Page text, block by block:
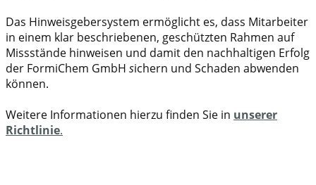
Das Hinweisgebersystem ermöglicht es, dass Mitarbeiter
in einem klar beschriebenen, geschützten Rahmen auf
Missstände hinweisen und damit den nachhaltigen Erfolg
der FormiChem GmbH sichern und Schaden abwenden
können.
Weitere Informationen hierzu finden Sie in unserer
Richtlinie.